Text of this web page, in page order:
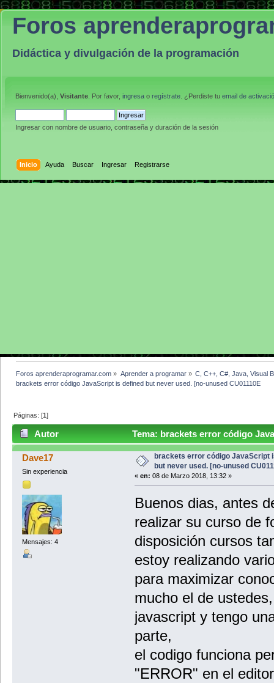
Foros
Didáctica y divulgación de la programación
Bienvenido(a), Visitante . Por favor, ingresa o regístrate . ¿Perdiste tu email de
Ingresar con nombre de usuario, contraseña y duración de la sesión
Inicio Ayuda Buscar Ingresar Registrarse
Foros aprenderaprogramar.com » Aprender a programar» C, C++, C#, Java, Visual
brackets error código JavaScript is defined but never used. [no-unused CU01110E
Páginas: [1]
Autor
Tema: brackets error código
CU01110E (Leído 4349 veces)
Dave17
Sin experiencia
Mensajes: 4
brackets error código JavaScript
but never used. [no-unused
« en: 08 de Marzo 2018, 13:32 »
Buenos dias, antes
realizar su curso de
disposición cursos
estoy realizando
para maximizar
mucho el de
javascript y tengo
parte,
el codigo funciona
"ERROR" en el